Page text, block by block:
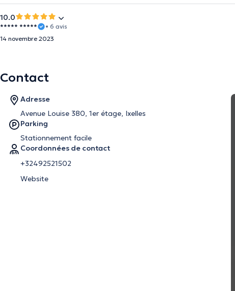
10.0
***** *****
• 6 avis
14 novembre 2023
Contact
Adresse
Avenue Louise 380, 1er étage, Ixelles
Parking
Stationnement facile
Coordonnées de contact
+32492521502
Website